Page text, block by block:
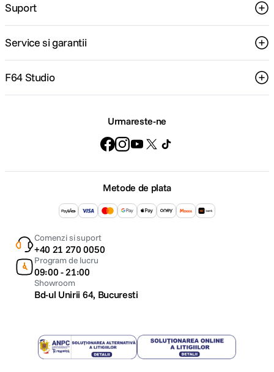
Suport
Service si garantii
F64 Studio
Urmareste-ne
Metode de plata
Comenzi si suport
+40 21 270 0050
Program de lucru
09:00 - 21:00
Showroom
Bd-ul Unirii 64, Bucuresti